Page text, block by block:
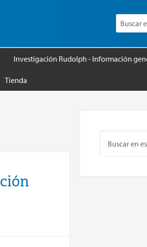
Investigación Rudolph - Información
Tienda